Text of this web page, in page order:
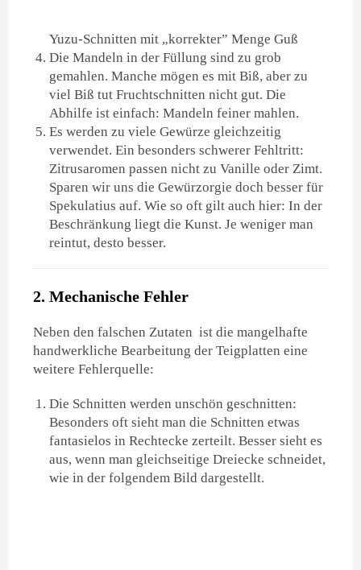
Yuzu-Schnitten mit „korrekter” Menge Guß
Die Mandeln in der Füllung sind zu grob
gemahlen. Manche mögen es mit Biß, aber zu
viel Biß tut Fruchtschnitten nicht gut. Die
Abhilfe ist einfach: Mandeln feiner mahlen.
Es werden zu viele Gewürze gleichzeitig
verwendet. Ein besonders schwerer Fehltritt:
Zitrusaromen passen nicht zu Vanille oder Zimt.
Sparen wir uns die Gewürzorgie doch besser für
Spekulatius auf. Wie so oft gilt auch hier: In der
Beschränkung liegt die Kunst. Je weniger man
reintut, desto besser.
2. Mechanische Fehler
Neben den falschen Zutaten ist die mangelhafte
handwerkliche Bearbeitung der Teigplatten eine
weitere Fehlerquelle:
Die Schnitten werden unschön geschnitten:
Besonders oft sieht man die Schnitten etwas
fantasielos in Rechtecke zerteilt. Besser sieht es
aus, wenn man gleichseitige Dreiecke schneidet,
wie in der folgendem Bild dargestellt.